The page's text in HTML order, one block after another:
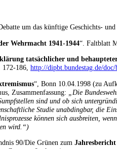
um das künftige Geschichts-
Wehrmacht 1941-1944“. Faltblatt
tatsächlicher und
172-186, http://dipbt.bundestag.de/
“, Bonn 10.04.1998 (zu
Zusammenfassung:
„Die
sind und ob sich
Studie unabdingbar, die
können sich ausbreiten,
wird.“)
90/Die Grünen zum